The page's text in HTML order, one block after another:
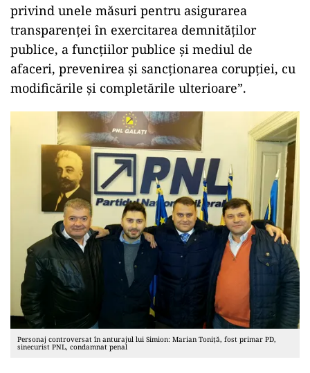
privind unele măsuri pentru asigurarea
transparenţei în exercitarea demnităţilor
publice, a funcţiilor publice şi mediul de
afaceri, prevenirea şi sancţionarea corupţiei, cu
modificările şi completările ulterioare”.
Personaj controversat în anturajul lui Simion: Marian Toniță, fost primar PD,
sinecurist PNL, condamnat penal